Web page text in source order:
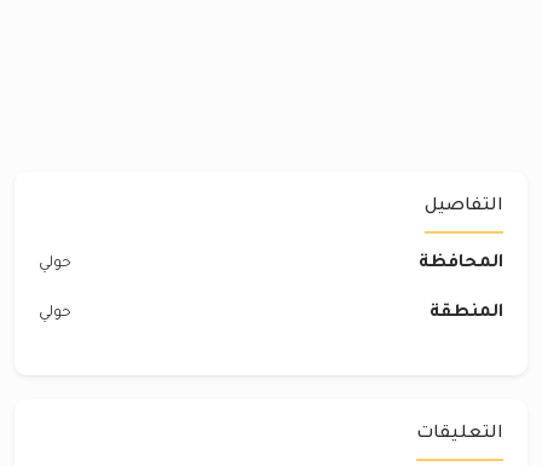
التفاصيل
المحافظة حولي
المنطقة حولي
التعليقات